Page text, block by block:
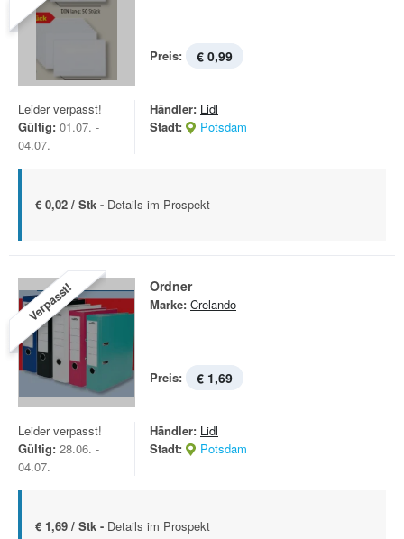
Preis: € 0,99
Leider verpasst!
Gültig: 01.07. -
04.07.
Händler: Lidl
Stadt:
Potsdam
€ 0,02 / Stk - Details im Prospekt
Verpasst! Ordner
Marke: Crelando
Preis: € 1,69
Leider verpasst!
Gültig: 28.06. -
04.07.
Händler: Lidl
Stadt:
Potsdam
€ 1,69 / Stk - Details im Prospekt